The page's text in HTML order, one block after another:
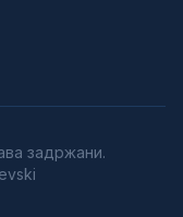
задржани.